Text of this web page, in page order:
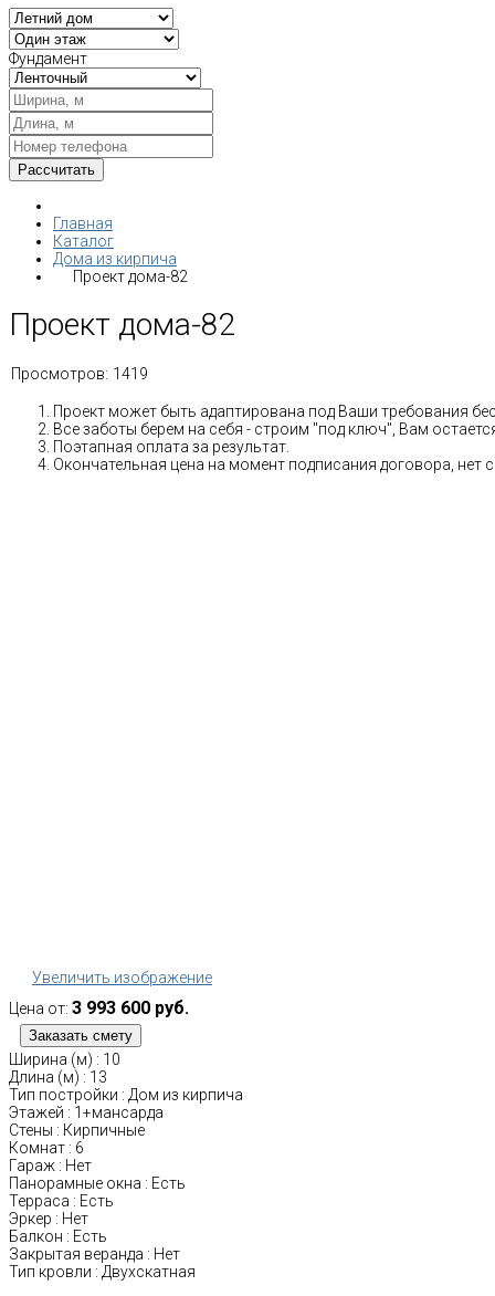
Фундамент
Главная
Каталог
Дома из кирпича
Проект дома-82
Проект дома-82
Просмотров: 1419
Проект может быть адаптирована под Ваши требования
Все заботы берем на себя - строим "под ключ", Вам
Поэтапная оплата за результат.
Окончательная цена на момент подписания договора, нет
Увеличить изображение
Цена от: 3 993 600 руб.
Ширина (м) : 10
Длина (м) : 13
Тип постройки : Дом из кирпича
Этажей : 1+мансарда
Стены : Кирпичные
Комнат : 6
Гараж : Нет
Панорамные окна : Есть
Терраса : Есть
Эркер : Нет
Балкон : Есть
Закрытая веранда : Нет
Тип кровли : Двухскатная